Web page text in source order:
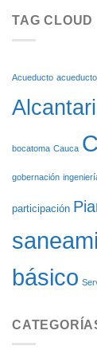
TAG CLOUD
Acueducto
bocatoma Cauca
gobernación
participación
básico